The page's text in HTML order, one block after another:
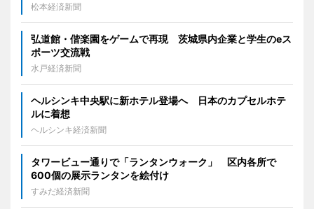
松本経済新聞
弘道館・偕楽園をゲームで再現 茨城県内企業と学生のeス
ポーツ交流戦
水戸経済新聞
ヘルシンキ中央駅に新ホテル登場へ 日本のカプセルホテ
ルに着想
ヘルシンキ経済新聞
タワービュー通りで「ランタンウォーク」 区内各所で
600個の展示ランタンを絵付け
すみだ経済新聞